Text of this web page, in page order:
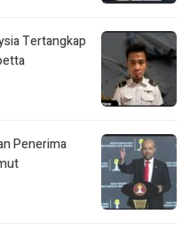
Tertangkap
Penerima